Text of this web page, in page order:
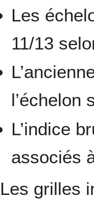
Les
11/13
l’échelon
L’indice
associés
Les grilles